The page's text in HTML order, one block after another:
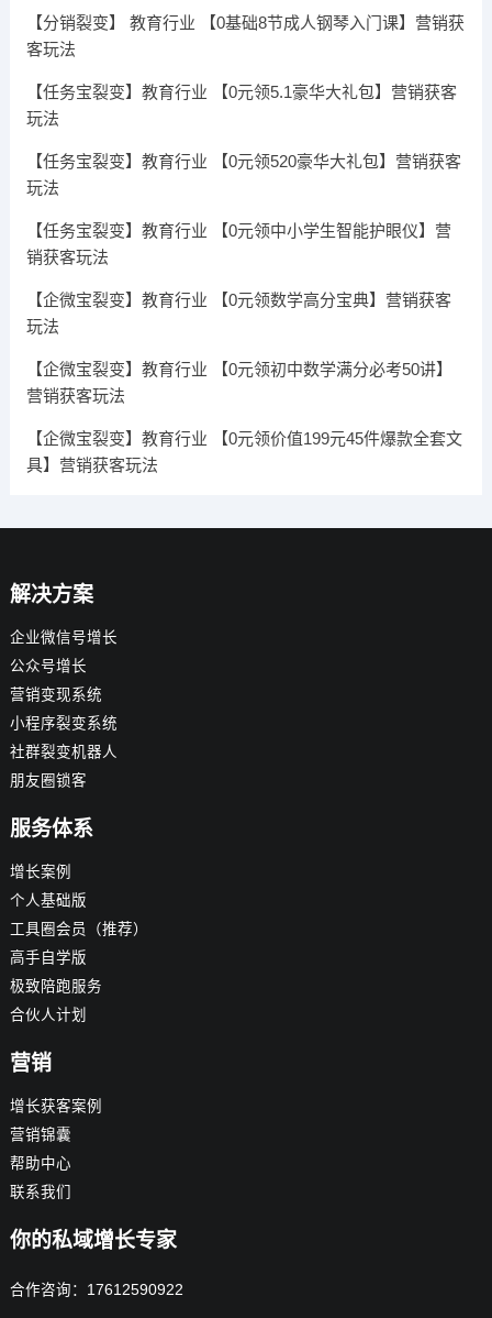
【分销裂变】 教育行业 【0基础8节成人钢琴入门课】营销获
客玩法
【任务宝裂变】教育行业 【0元领5.1豪华大礼包】营销获客
玩法
【任务宝裂变】教育行业 【0元领520豪华大礼包】营销获客
玩法
【任务宝裂变】教育行业 【0元领中小学生智能护眼仪】营
销获客玩法
【企微宝裂变】教育行业 【0元领数学高分宝典】营销获客
玩法
【企微宝裂变】教育行业 【0元领初中数学满分必考50讲】
营销获客玩法
【企微宝裂变】教育行业 【0元领价值199元45件爆款全套文
具】营销获客玩法
解决方案
企业微信号增长
公众号增长
营销变现系统
小程序裂变系统
社群裂变机器人
朋友圈锁客
服务体系
增长案例
个人基础版
工具圈会员（推荐）
高手自学版
极致陪跑服务
合伙人计划
营销
增长获客案例
营销锦囊
帮助中心
联系我们
你的私域增长专家
合作咨询：17612590922